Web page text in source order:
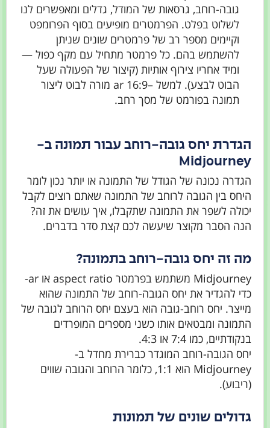
גובה-רוחב, גרסאות של המודל, גדלים ומאפשרים לנו
לשלוט בפלט. הפרמטרים מופיעים בסוף הפרומפט
וקיימים מספר רב של פרמטרים שונים שניתן
להשתמש בהם. כל פרמטר מתחיל עם מקף כפול —
ומיד אחריו צירוף אותיות (קיצור של הפעולה שעל
הבוט לבצע). למשל –ar 16:9 מורה לבוט ליצור
תמונה בפורמט של מסך רחב.
הגדרת יחס גובה-רוחב עבור תמונה ב-
Midjourney
הגדרה נכונה של הגודל של התמונה או יותר נכון לומר
היחס בין הגובה לרוחב של התמונה שאתם רוצים לקבל
יכולה לשפר את התמונה שתקבלו, איך עושים את זה?
הנה הסבר מקוצר שיעשה לכם קצת סדר בדברים.
מה זה יחס גובה-רוחב בתמונה?
Midjourney משתמש בפרמטר aspect ratio או ar-
כדי להגדיר את יחס הגובה-רוחב של התמונה שהוא
מייצר. יחס רוחב-גובה הוא בעצם יחס הרוחב לגובה של
התמונה ומבטאים אותו כשני מספרים המופרדים
בנקודתיים, כמו 7:4 או 4:3.
יחס הגובה-רוחב המוגדר כברירת מחדל ב-
Midjourney הוא 1:1, כלומר הרוחב והגובה שווים
(ריבוע).
גדולים שונים של תמונות